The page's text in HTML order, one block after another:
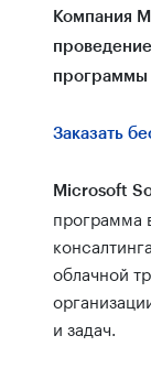
Компания
программы
Заказать
Microsoft
программа
облачной
и задач.